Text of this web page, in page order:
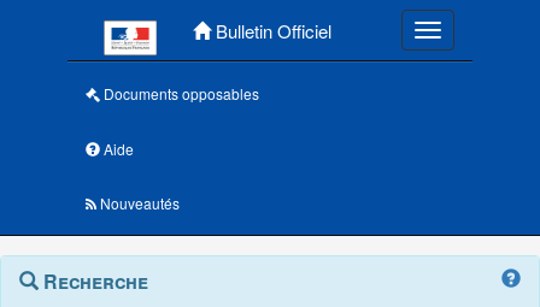
Bulletin Officiel Toggle
Documents opposables
Aide
Nouveautés
Navigation
Menu
contextuel
Recherche